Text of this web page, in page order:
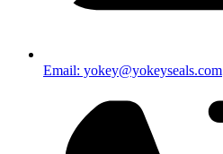
Email: yokey@yokeyseals.com